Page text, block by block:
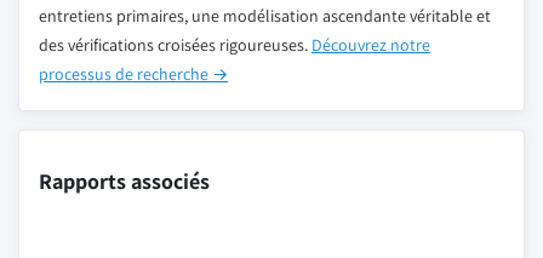
entretiens primaires, une modélisation ascendante véritable et
des vérifications croisées rigoureuses. Découvrez notre
processus de recherche →
Rapports associés